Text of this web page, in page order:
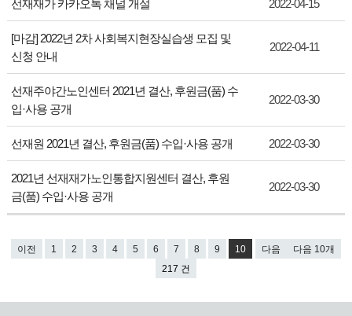
선재재가 카카오톡 채널 개설 2022-04-15
[마감] 2022년 2차 사회복지현장실습생 모집 및
신청 안내
2022-04-11
선재주야간노인센터 2021년 결산, 후원금(품) 수
입·사용 공개
2022-03-30
선재원 2021년 결산, 후원금(품) 수입·사용 공개 2022-03-30
2021년 선재재가노인통합지원센터 결산, 후원
금(품) 수입·사용 공개
2022-03-30
이전 1 2 3 4 5 6 7 8 9 10 다음
다음 10개
217 건